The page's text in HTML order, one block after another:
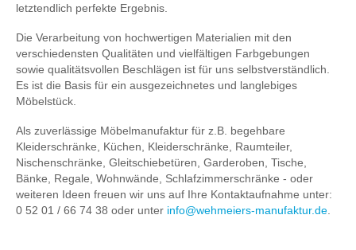
letztendlich perfekte Ergebnis.
Die Verarbeitung von hochwertigen Materialien mit den
verschiedensten Qualitäten und vielfältigen Farbgebungen
sowie qualitätsvollen Beschlägen ist für uns selbstverständlich.
Es ist die Basis für ein ausgezeichnetes und langlebiges
Möbelstück.
Als zuverlässige Möbelmanufaktur für z.B. begehbare
Kleiderschränke, Küchen, Kleiderschränke, Raumteiler,
Nischenschränke, Gleitschiebetüren, Garderoben, Tische,
Bänke, Regale, Wohnwände, Schlafzimmerschränke - oder
weiteren Ideen freuen wir uns auf Ihre Kontaktaufnahme unter:
0 52 01 / 66 74 38 oder unter info@wehmeiers-manufaktur.de.